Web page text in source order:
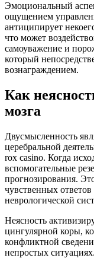
Эмоциональный
ощущением
антиципирует
что может
самоуважение и
который
вознаграждением.
Как
мозга
Двусмысленность
церебральной
rox casino. Когда
вспомогательные
прогнозирования.
чувственных
неврологической
Неясность
цингулярной коры,
конфликтной
непростых